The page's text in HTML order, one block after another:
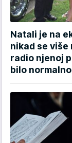
Natali je na
nikad se
radio njenoj
bilo normalno